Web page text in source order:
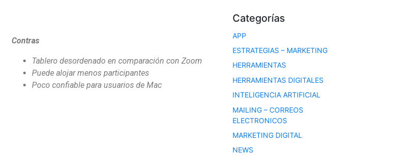
Contras
Tablero desordenado en comparación con Zoom
Puede alojar menos participantes
Poco confiable para usuarios de Mac
Categorías
APP
ESTRATEGIAS – MARKETING
HERRAMIENTAS
HERRAMIENTAS DIGITALES
INTELIGENCIA ARTIFICIAL
MAILING – CORREOS
ELECTRONICOS
MARKETING DIGITAL
NEWS